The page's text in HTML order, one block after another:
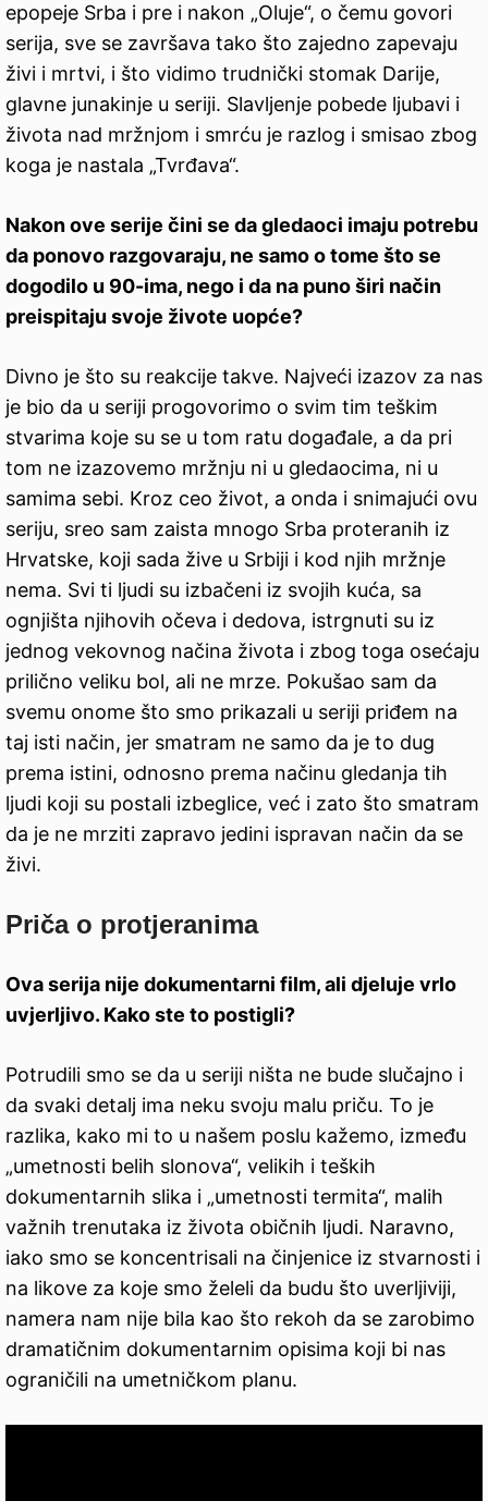
epopeje Srba i pre i nakon „Oluje“, o čemu govori
serija, sve se završava tako što zajedno zapevaju
živi i mrtvi, i što vidimo trudnički stomak Darije,
glavne junakinje u seriji. Slavljenje pobede ljubavi i
života nad mržnjom i smrću je razlog i smisao zbog
koga je nastala „Tvrđava“.
Nakon ove serije čini se da gledaoci imaju potrebu
da ponovo razgovaraju, ne samo o tome što se
dogodilo u 90-ima, nego i da na puno širi način
preispitaju svoje živote uopće?
Divno je što su reakcije takve. Najveći izazov za nas
je bio da u seriji progovorimo o svim tim teškim
stvarima koje su se u tom ratu događale, a da pri
tom ne izazovemo mržnju ni u gledaocima, ni u
samima sebi. Kroz ceo život, a onda i snimajući ovu
seriju, sreo sam zaista mnogo Srba proteranih iz
Hrvatske, koji sada žive u Srbiji i kod njih mržnje
nema. Svi ti ljudi su izbačeni iz svojih kuća, sa
ognjišta njihovih očeva i dedova, istrgnuti su iz
jednog vekovnog načina života i zbog toga osećaju
prilično veliku bol, ali ne mrze. Pokušao sam da
svemu onome što smo prikazali u seriji priđem na
taj isti način, jer smatram ne samo da je to dug
prema istini, odnosno prema načinu gledanja tih
ljudi koji su postali izbeglice, već i zato što smatram
da je ne mrziti zapravo jedini ispravan način da se
živi.
Priča o protjeranima
Ova serija nije dokumentarni film, ali djeluje vrlo
uvjerljivo. Kako ste to postigli?
Potrudili smo se da u seriji ništa ne bude slučajno i
da svaki detalj ima neku svoju malu priču. To je
razlika, kako mi to u našem poslu kažemo, između
„umetnosti belih slonova“, velikih i teških
dokumentarnih slika i „umetnosti termita“, malih
važnih trenutaka iz života običnih ljudi. Naravno,
iako smo se koncentrisali na činjenice iz stvarnosti i
na likove za koje smo želeli da budu što uverljiviji,
namera nam nije bila kao što rekoh da se zarobimo
dramatičnim dokumentarnim opisima koji bi nas
ograničili na umetničkom planu.